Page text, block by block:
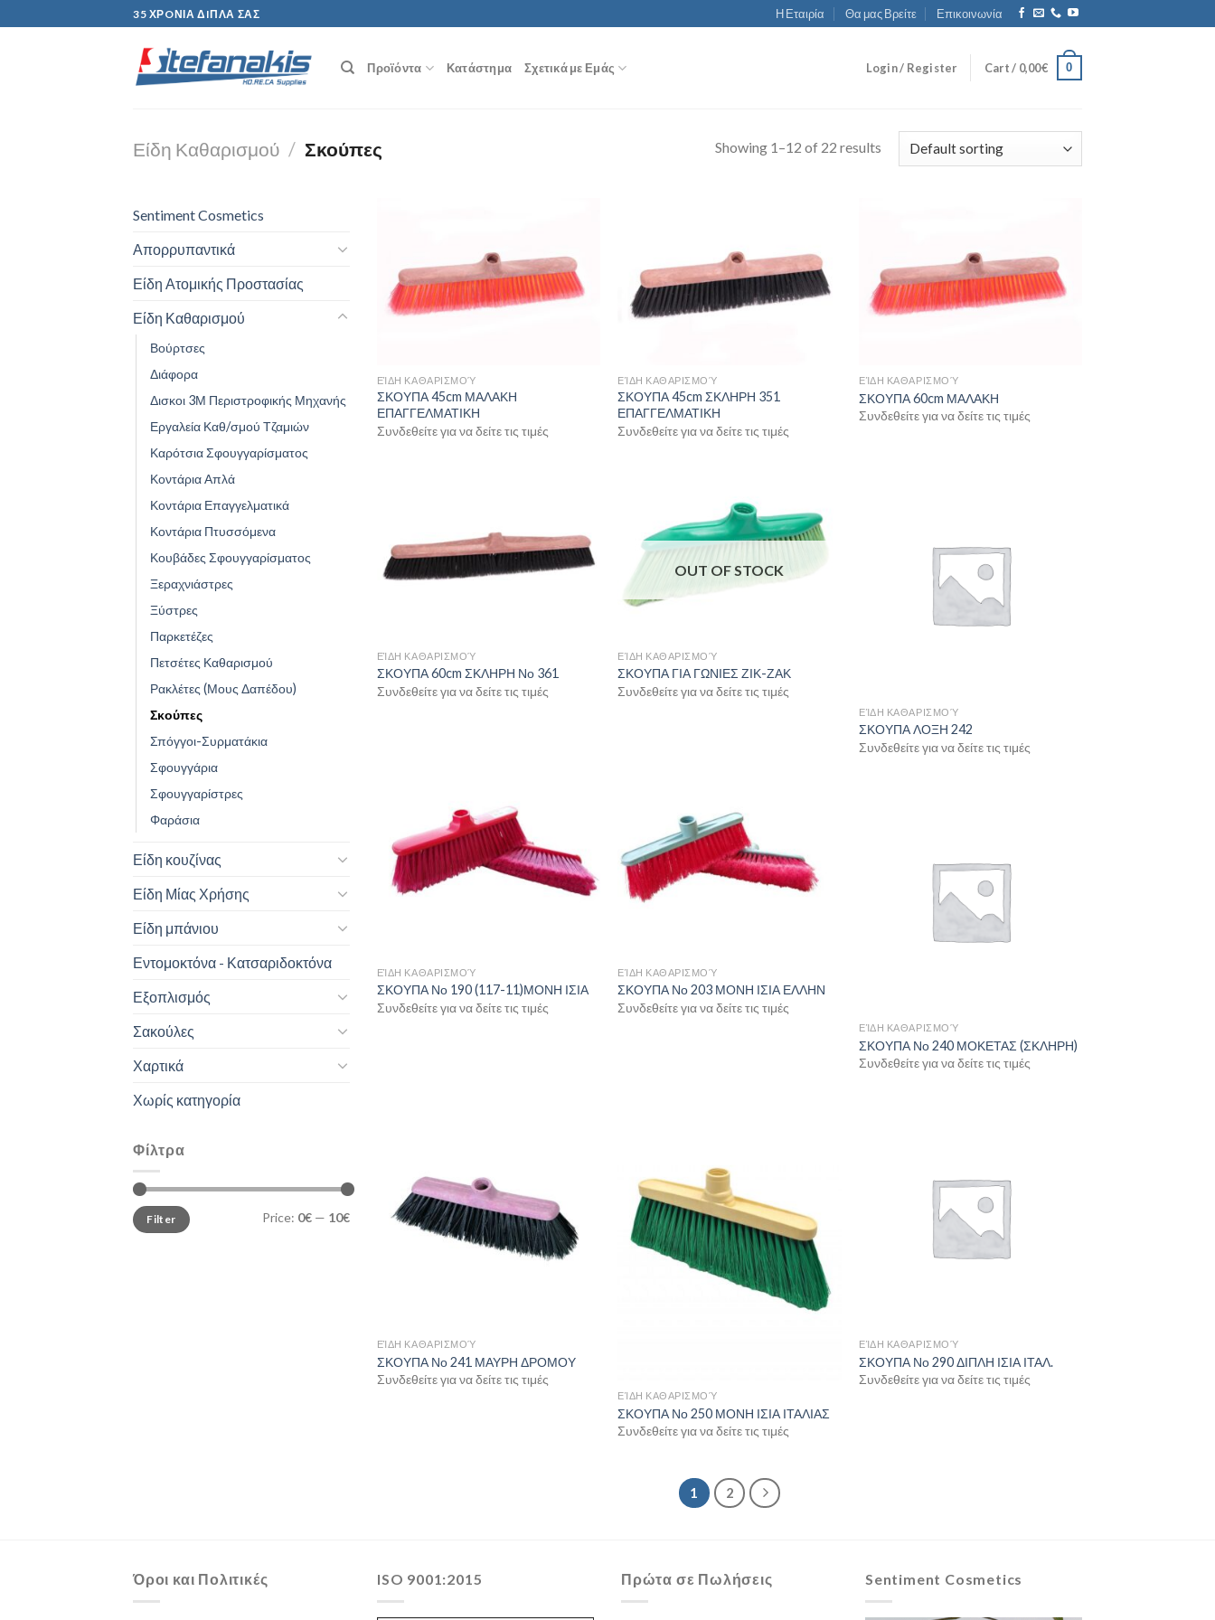
to
35 ΧΡOΝΙΑ ΔIΠΛΑ ΣΑΣ Η Εταιρία Θα μας Βρείτε Επικοινωνία
Προϊόντα Κατάστημα Σχετικά με Εμάς Login / Register Cart / 0,00€ 0
Είδη Καθαρισμού / Σκούπες Showing 1–12 of 22 results
Sentiment Cosmetics
Απορρυπαντικά
Είδη Ατομικής Προστασίας
Είδη Καθαρισμού
Βούρτσες
Διάφορα
Δισκοι 3Μ Περιστροφικής Μηχανής
Εργαλεία Καθ/σμού Τζαμιών
Καρότσια Σφουγγαρίσματος
Κοντάρια Απλά
Κοντάρια Επαγγελματικά
Κοντάρια Πτυσσόμενα
Κουβάδες Σφουγγαρίσματος
Ξεραχνιάστρες
Ξύστρες
Παρκετέζες
Πετσέτες Καθαρισμού
Ρακλέτες (Μους Δαπέδου)
Σκούπες
Σπόγγοι-Συρματάκια
Σφουγγάρια
Σφουγγαρίστρες
Φαράσια
Είδη κουζίνας
Είδη Μίας Χρήσης
Είδη μπάνιου
Εντομοκτόνα - Κατσαριδοκτόνα
Εξοπλισμός
Σακούλες
Χαρτικά
Χωρίς κατηγορία
Φίλτρα
Min
price
Max
priceFilter Price: 0€ — 10€
ΕΊΔΗ ΚΑΘΑΡΙΣΜΟΎ
ΣΚΟΥΠΑ 45cm ΜΑΛΑΚΗ
ΕΠΑΓΓΕΛΜΑΤΙΚΗ
Συνδεθείτε για να δείτε τις τιμές
ΕΊΔΗ ΚΑΘΑΡΙΣΜΟΎ
ΣΚΟΥΠΑ 45cm ΣΚΛΗΡΗ 351
ΕΠΑΓΓΕΛΜΑΤΙΚΗ
Συνδεθείτε για να δείτε τις τιμές
ΕΊΔΗ ΚΑΘΑΡΙΣΜΟΎ
ΣΚΟΥΠΑ 60cm ΜΑΛΑΚΗ
Συνδεθείτε για να δείτε τις τιμές
ΕΊΔΗ ΚΑΘΑΡΙΣΜΟΎ
ΣΚΟΥΠΑ 60cm ΣΚΛΗΡΗ Νο 361
Συνδεθείτε για να δείτε τις τιμές
OUT OF STOCK
ΕΊΔΗ ΚΑΘΑΡΙΣΜΟΎ
ΣΚΟΥΠΑ ΓΙΑ ΓΩΝΙΕΣ ΖΙΚ-ΖΑΚ
Συνδεθείτε για να δείτε τις τιμές
ΕΊΔΗ ΚΑΘΑΡΙΣΜΟΎ
ΣΚΟΥΠΑ ΛΟΞΗ 242
Συνδεθείτε για να δείτε τις τιμές
ΕΊΔΗ ΚΑΘΑΡΙΣΜΟΎ
ΣΚΟΥΠΑ Νο 190 (117-11)ΜΟΝΗ ΙΣΙΑ
Συνδεθείτε για να δείτε τις τιμές
ΕΊΔΗ ΚΑΘΑΡΙΣΜΟΎ
ΣΚΟΥΠΑ Νο 203 ΜΟΝΗ ΙΣΙΑ ΕΛΛΗΝ
Συνδεθείτε για να δείτε τις τιμές
ΕΊΔΗ ΚΑΘΑΡΙΣΜΟΎ
ΣΚΟΥΠΑ Νο 240 ΜΟΚΕΤΑΣ (ΣΚΛΗΡΗ)
Συνδεθείτε για να δείτε τις τιμές
ΕΊΔΗ ΚΑΘΑΡΙΣΜΟΎ
ΣΚΟΥΠΑ Νο 241 ΜΑΥΡΗ ΔΡΟΜΟΥ
Συνδεθείτε για να δείτε τις τιμές
ΕΊΔΗ ΚΑΘΑΡΙΣΜΟΎ
ΣΚΟΥΠΑ Νο 250 ΜΟΝΗ ΙΣΙΑ ΙΤΑΛΙΑΣ
Συνδεθείτε για να δείτε τις τιμές
ΕΊΔΗ ΚΑΘΑΡΙΣΜΟΎ
ΣΚΟΥΠΑ Νο 290 ΔΙΠΛΗ ΙΣΙΑ ΙΤΑΛ.
Συνδεθείτε για να δείτε τις τιμές
1 2
Όροι και Πολιτικές ISO 9001:2015 Πρώτα σε Πωλήσεις Sentiment Cosmetics